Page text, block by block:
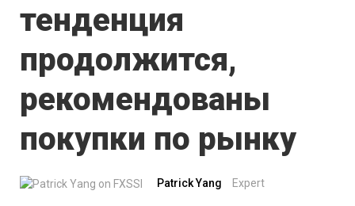
тенденция
продолжится,
рекомендованы
покупки по рынку
Patrick Yang Expert